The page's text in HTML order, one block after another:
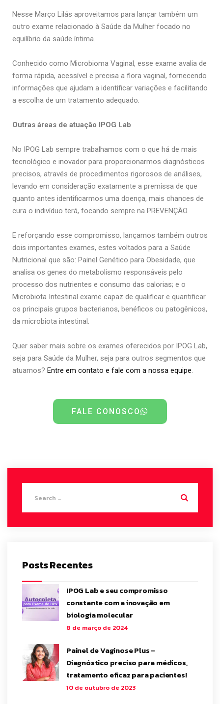
Nesse Março Lilás aproveitamos para lançar também um
outro exame relacionado à Saúde da Mulher focado no
equilíbrio da saúde íntima.
Conhecido como Microbioma Vaginal, esse exame avalia de
forma rápida, acessível e precisa a flora vaginal, fornecendo
informações que ajudam a identificar variações e facilitando
a escolha de um tratamento adequado.
Outras áreas de atuação IPOG Lab
No IPOG Lab sempre trabalhamos com o que há de mais
tecnológico e inovador para proporcionarmos diagnósticos
precisos, através de procedimentos rigorosos de análises,
levando em consideração exatamente a premissa de que
quanto antes identificarmos uma doença, mais chances de
cura o indivíduo terá, focando sempre na PREVENÇÃO.
E reforçando esse compromisso, lançamos também outros
dois importantes exames, estes voltados para a Saúde
Nutricional que são: Painel Genético para Obesidade, que
analisa os genes do metabolismo responsáveis pelo
processo dos nutrientes e consumo das calorias; e o
Microbiota Intestinal exame capaz de qualificar e quantificar
os principais grupos bacterianos, benéficos ou patogênicos,
da microbiota intestinal.
Quer saber mais sobre os exames oferecidos por IPOG Lab,
seja para Saúde da Mulher, seja para outros segmentos que
atuamos? Entre em contato e fale com a nossa equipe.
FALE CONOSCO
Posts Recentes
IPOG Lab e seu compromisso
constante com a inovação em
biologia molecular
8 de março de 2024
Painel de Vaginose Plus –
Diagnóstico preciso para médicos,
tratamento eficaz para pacientes!
10 de outubro de 2023